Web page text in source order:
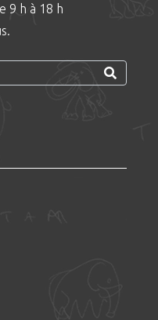
9 h à 18 h